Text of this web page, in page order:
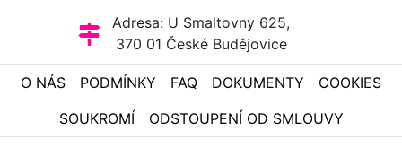
Adresa: U Smaltovny 625,
370 01 České Budějovice
O NÁS PODMÍNKY FAQ DOKUMENTY
COOKIES
SOUKROMÍ
ODSTOUPENÍ OD SMLOUVY